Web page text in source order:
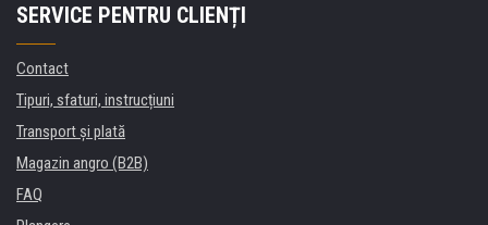
SERVICE PENTRU CLIENȚI
Contact
Tipuri, sfaturi, instrucțiuni
Transport şi plată
Magazin angro (B2B)
FAQ